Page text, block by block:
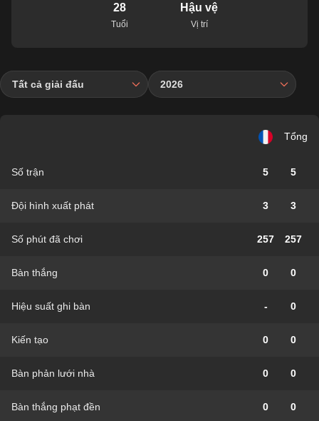
28
Tuổi
Hậu vệ
Vị trí
Tất cả giải đấu 2026
Tổng
Số trận 5 5
Đội hình xuất phát 3 3
Số phút đã chơi 257 257
Bàn thắng 0 0
Hiệu suất ghi bàn - 0
Kiến tạo 0 0
Bàn phản lưới nhà 0 0
Bàn thắng phạt đền 0 0